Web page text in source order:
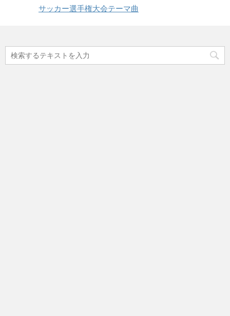
サッカー選手権大会テーマ曲